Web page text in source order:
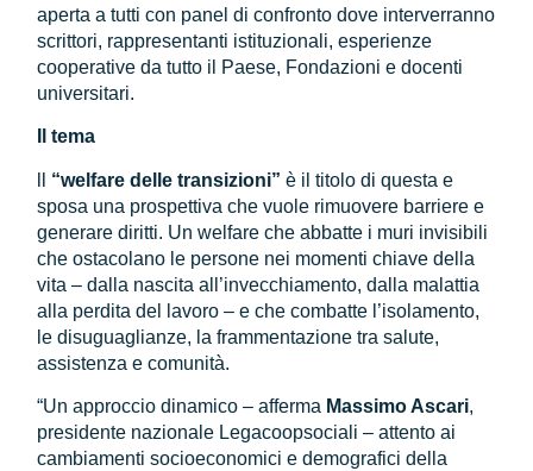
aperta a tutti con panel di confronto dove interverranno
scrittori, rappresentanti istituzionali, esperienze
cooperative da tutto il Paese, Fondazioni e docenti
universitari.
Il tema
“welfare delle transizioni” è il titolo di questa e
sposa una prospettiva che vuole rimuovere barriere e
generare diritti. Un welfare che abbatte i muri invisibili
che ostacolano le persone nei momenti chiave della
vita – dalla nascita all’invecchiamento, dalla malattia
alla perdita del lavoro – e che combatte l’isolamento,
le disuguaglianze, la frammentazione tra salute,
assistenza e comunità.
“Un approccio dinamico – afferma Massimo Ascari,
presidente nazionale Legacoopsociali – attento ai
cambiamenti socioeconomici e demografici della